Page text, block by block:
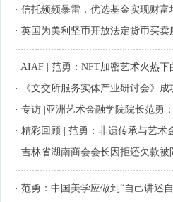
· 信托频频暴雷，优选基金实现财富
· 英国为美利坚币开放法定货币买卖
· AIAF | 范勇：NFT加密艺术火热下
·
《文交所服务实体产业研讨会》成
· 专访 |亚洲艺术金融学院院长范勇
· 精彩回顾 | 范勇：非遗传承与艺术
· 吉林省湖南商会会长因拒还欠款被
· 范勇：中国美学应做到“自己讲述